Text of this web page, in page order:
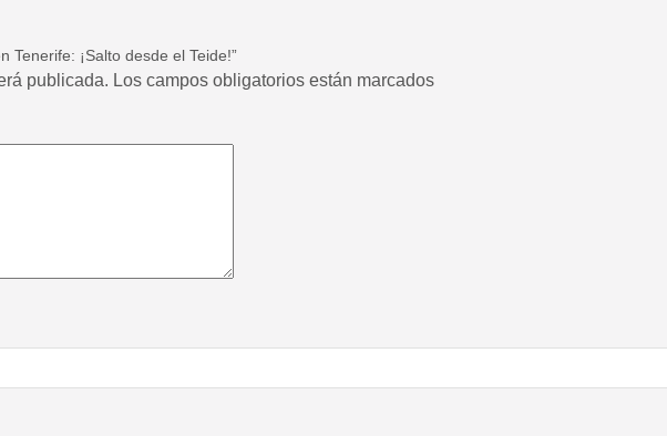
Tenerife: ¡Salto desde el Teide!”
publicada. Los campos obligatorios están marcados